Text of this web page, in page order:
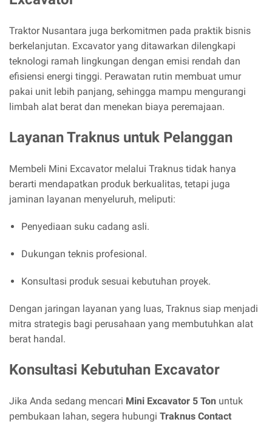
Traktor Nusantara juga berkomitmen pada praktik bisnis
berkelanjutan. Excavator yang ditawarkan dilengkapi
teknologi ramah lingkungan dengan emisi rendah dan
efisiensi energi tinggi. Perawatan rutin membuat umur
pakai unit lebih panjang, sehingga mampu mengurangi
limbah alat berat dan menekan biaya peremajaan.
Layanan Traknus untuk Pelanggan
Membeli Mini Excavator melalui Traknus tidak hanya
berarti mendapatkan produk berkualitas, tetapi juga
jaminan layanan menyeluruh, meliputi:
Penyediaan suku cadang asli.
Dukungan teknis profesional.
Konsultasi produk sesuai kebutuhan proyek.
Dengan jaringan layanan yang luas, Traknus siap menjadi
mitra strategis bagi perusahaan yang membutuhkan alat
berat handal.
Konsultasi Kebutuhan Excavator
Jika Anda sedang mencari Mini Excavator 5 Ton untuk
pembukaan lahan, segera hubungi Traknus Contact